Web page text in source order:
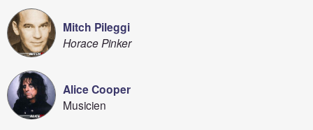
Mitch Pileggi
Horace Pinker
Alice Cooper
Musicien